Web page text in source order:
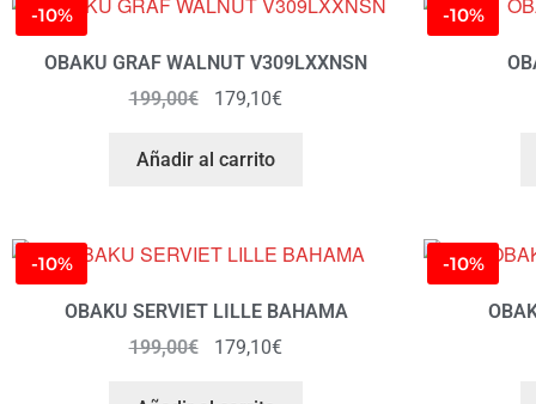
-10%
OBAKU GRAF WALNUT V309LXXNSN
199,00€ 179,10€
Añadir al carrito
-10%
-10%
OBAKU SERVIET LILLE BAHAMA
199,00€ 179,10€
-10%